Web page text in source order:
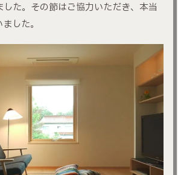
した。その節はご協力いただき、本当
した。